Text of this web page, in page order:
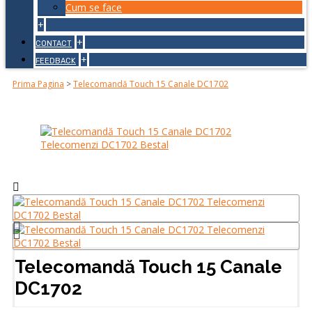
Cum se face
+
CONTACT +
FEEDBACK +
Prima Pagina >Telecomandă Touch 15 Canale DC1702
Telecomandă Touch 15 Canale
DC1702